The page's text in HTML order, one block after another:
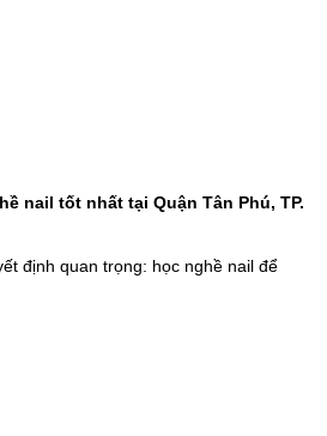
nail tốt nhất tại Quận Tân Phú, TP.
định quan trọng: học nghề nail để